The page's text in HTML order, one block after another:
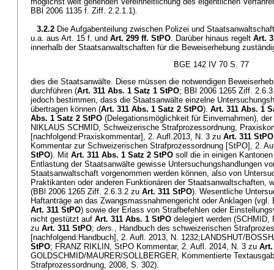
BBl 2006 1135 f. Ziff. 2.2.1.1).
3.2.2 Die Aufgabenteilung zwischen Polizei und
u.a. aus Art. 15 f. und Art. 299 ff. StPO. Darüber hinaus regelt Art.
innerhalb der Staatsanwaltschaften für die Beweiserhebung
BGE 142 IV 70 S. 77
dies die Staatsanwälte. Diese müssen die notwendigen
durchführen (Art. 311 Abs. 1 Satz 1 StPO; BBl 2006 1265 Ziff.
jedoch bestimmen, dass die Staatsanwälte einzelne
übertragen können (Art. 311 Abs. 1 Satz 2 StPO). Art. 311 Abs. 1
Abs. 1 Satz 2 StPO (Delegationsmöglichkeit für Einvernahmen),
NIKLAUS SCHMID, Schweizerische Strafprozessordnung,
[nachfolgend:Praxiskommentar], 2. Aufl.2013, N. 3 zu Art. 311 StPO
Kommentar zur Schweizerischen Strafprozessordnung [StPO], 2.
StPO). Mit Art. 311 Abs. 1 Satz 2 StPO soll die in einigen
Entlastung der Staatsanwälte gewisse Untersuchungshandlungen
Staatsanwaltschaft vorgenommen werden können, also von
Praktikanten oder anderen Funktionären der Staatsanwaltschaften,
(BBl 2006 1265 Ziff. 2.6.3.2 zu Art. 311 StPO). Wesentliche
Haftanträge an das Zwangsmassnahmengericht oder Anklagen
Art. 311 StPO) sowie der Erlass von Strafbefehlen oder
nicht gestützt auf Art. 311 Abs. 1 StPO delegiert werden
zu Art. 311 StPO; ders. , Handbuch des schweizerischen
[nachfolgend:Handbuch], 2. Aufl. 2013, N. 1232;LANDSHUT/
StPO; FRANZ RIKLIN, StPO Kommentar, 2. Aufl. 2014, N. 3 zu Art.
GOLDSCHMID/MAURER/SOLLBERGER, Kommentierte
Strafprozessordnung, 2008, S. 302).